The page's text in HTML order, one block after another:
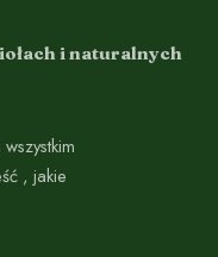
i naturalnych
, jakie